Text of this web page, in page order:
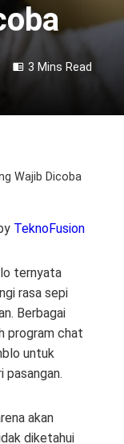
3 Mins Read
Wajib Dicoba
TeknoFusion
ternyata
rasa sepi
Berbagai
program chat
untuk
pasangan.
akan
diketahui